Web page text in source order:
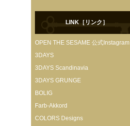
LINK［リンク］
OPEN THE SESAME 公式Instagram
3DAYS
3DAYS Scandinavia
3DAYS GRUNGE
BOLIG
Farb-Akkord
COLORS Designs